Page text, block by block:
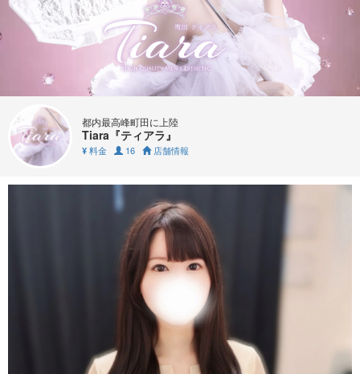
都内最高峰町田に上陸
Tiara『ティアラ』
¥ 料金 16 店舗情報